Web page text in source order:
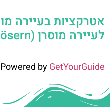
לעיירה מוסרן (Mösern) בטירול
Powered byGetYourGuide